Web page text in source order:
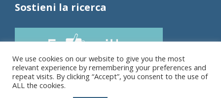
Sostieni la ricerca
We use cookies on our website to give you the most
relevant experience by remembering your preferences and
repeat visits. By clicking “Accept”, you consent to the use of
ALL the cookies.